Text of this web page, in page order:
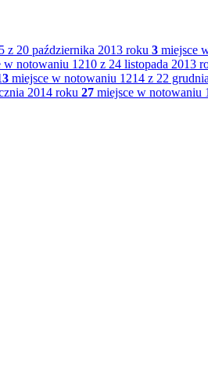
z 20 października 2013 roku 3 miejsce
w notowaniu 1210 z 24 listopada 2013
miejsce w notowaniu 1214 z 22
2014 roku 27 miejsce w notowaniu